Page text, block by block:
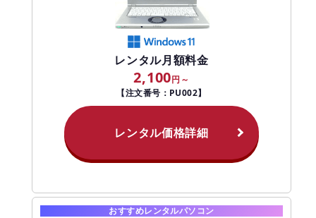
レンタル月額料金
2,100
【注文番号：PU002】
レンタル価格詳細
おすすめレンタルパソコン